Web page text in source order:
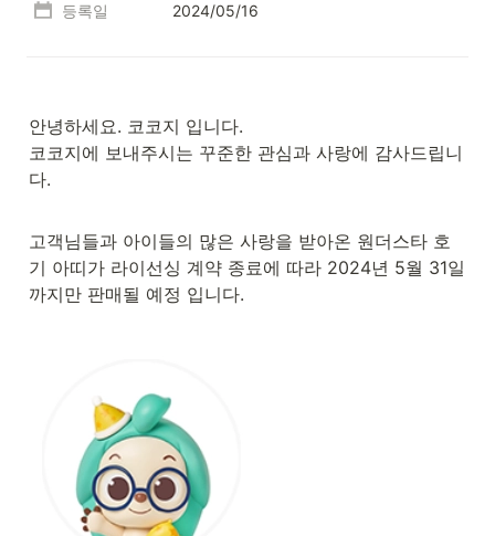
등록일 2024/05/16
안녕하세요. 코코지 입니다.
코코지에 보내주시는 꾸준한 관심과 사랑에 감사드립니
다.
고객님들과 아이들의 많은 사랑을 받아온 원더스타 호
기 아띠가 라이선싱 계약 종료에 따라 2024년 5월 31일
까지만 판매될 예정 입니다.